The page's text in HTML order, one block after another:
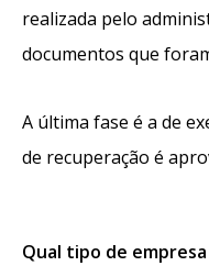
realizada pelo
documentos que
A última fase é a de
de recuperação é
Qual tipo de